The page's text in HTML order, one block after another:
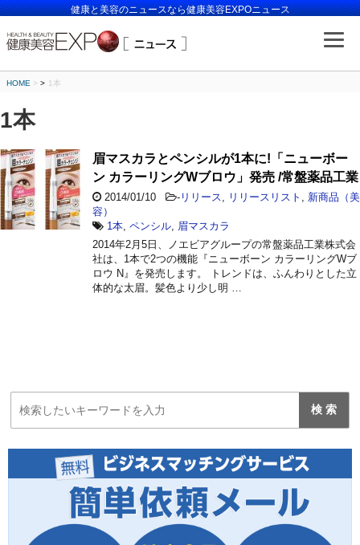
健康と美容のニュースなら健康美容EXPOニュース
HOME > 1本
1本
眉マスカラとペンシルが1本に!「ニューボー
ン カラーリングWブロウ」発売 /常盤薬品工業
2014/01/10 - リリース リリースリスト
新商品（美
容）
1本 ペンシル
眉マスカラ
2014年2月5日、ノエビアグループの常盤薬品工業株式会
社は、1本で2つの機能『ニューボーン カラーリングWブ
ロウ N』を発売します。 トレンドは、ふんわりとした立
体的な太眉。髪色より少し明 …